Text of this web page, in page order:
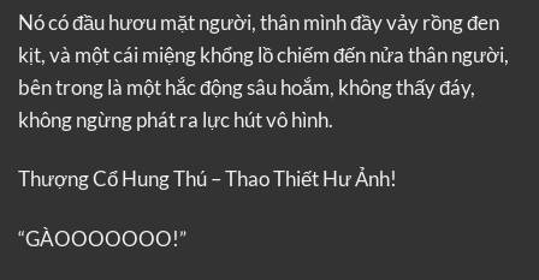
Nó có đầu hươu mặt người, thân mình đầy vảy rồng đen
kịt, và một cái miệng khổng lồ chiếm đến nửa thân người,
bên trong là một hắc động sâu hoắm, không thấy đáy,
không ngừng phát ra lực hút vô hình.
Thượng Cổ Hung Thú – Thao Thiết Hư Ảnh!
“GÀOOOOOOO!”